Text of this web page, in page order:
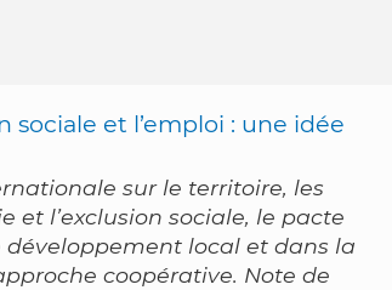
sociale et l’emploi : une idée
sur le territoire, les
et l’exclusion sociale, le pacte
local et dans la
coopérative. Note de